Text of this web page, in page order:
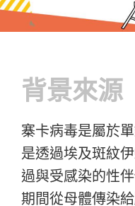
背景來源
寨卡病毒是屬於
是透過埃及斑紋
過與受感染的性
期間從母體傳染